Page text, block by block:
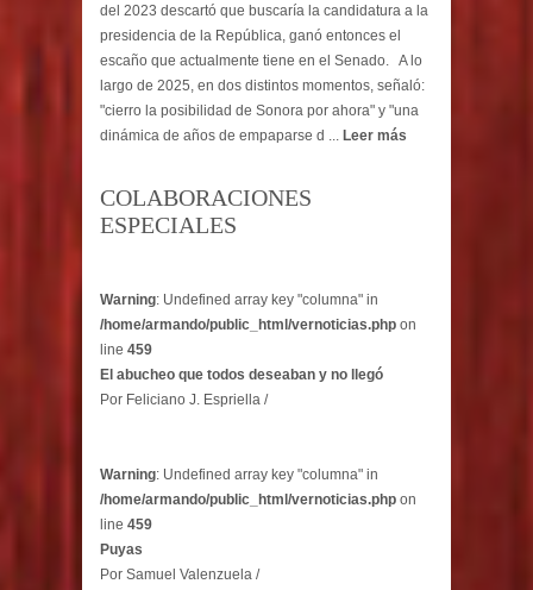
del 2023 descartó que buscaría la candidatura a la
presidencia de la República, ganó entonces el
escaño que actualmente tiene en el Senado. A lo
largo de 2025, en dos distintos momentos, señaló:
"cierro la posibilidad de Sonora por ahora" y "una
dinámica de años de empaparse d ... Leer más
COLABORACIONES
ESPECIALES
Warning: Undefined array key "columna" in
/home/armando/public_html/vernoticias.php on
line 459
El abucheo que todos deseaban y no llegó
Por Feliciano J. Espriella /
Warning: Undefined array key "columna" in
/home/armando/public_html/vernoticias.php on
line 459
Puyas
Por Samuel Valenzuela /